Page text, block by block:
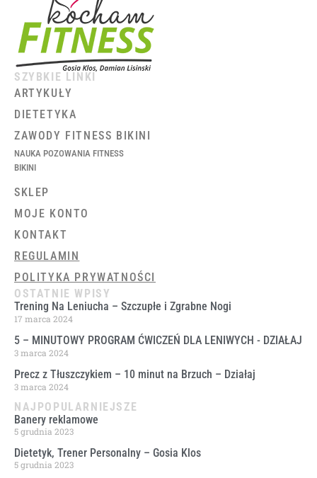
SZYBKIE LINKI
ARTYKUŁY
DIETETYKA
ZAWODY FITNESS BIKINI
NAUKA POZOWANIA FITNESS
BIKINI
SKLEP
MOJE KONTO
KONTAKT
REGULAMIN
POLITYKA PRYWATNOŚCI
OSTATNIE WPISY
Trening Na Leniucha – Szczupłe i Zgrabne Nogi
17 marca 2024
5 – MINUTOWY PROGRAM ĆWICZEŃ DLA LENIWYCH ​- DZIAŁAJ
3 marca 2024
Precz z Tłuszczykiem – 10 minut na Brzuch – Działaj
3 marca 2024
NAJPOPULARNIEJSZE
Banery reklamowe
5 grudnia 2023
Dietetyk, Trener Personalny – Gosia Klos
5 grudnia 2023